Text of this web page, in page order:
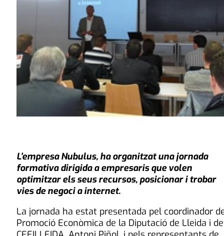
L’empresa Nubulus, ha organitzat una jornada
formativa dirigida a empresaris que volen
optimitzar els seus recursos, posicionar i trobar
vies de negoci a internet.
La jornada ha estat presentada pel coordinador
Promoció Econòmica de la Diputació de Lleida i